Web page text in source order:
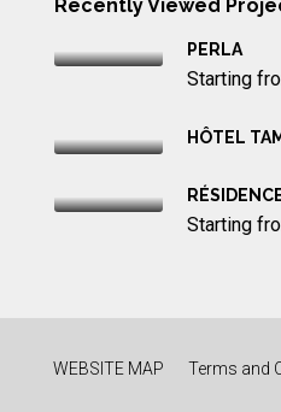
Recently Viewed
PERLA
Starting
HÔTEL
Starting
WEBSITE MAP Terms and